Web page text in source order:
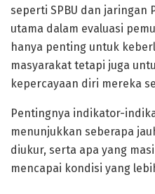
seperti SPBU dan jaringan
utama dalam evaluasi
hanya penting untuk
masyarakat tetapi juga
kepercayaan diri mereka
Pentingnya indikator-
menunjukkan seberapa
diukur, serta apa yang
mencapai kondisi yang